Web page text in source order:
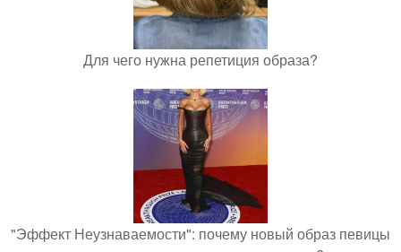
Для чего нужна репетиция образа?
"Эффект Неузнаваемости": почему новый образ певицы